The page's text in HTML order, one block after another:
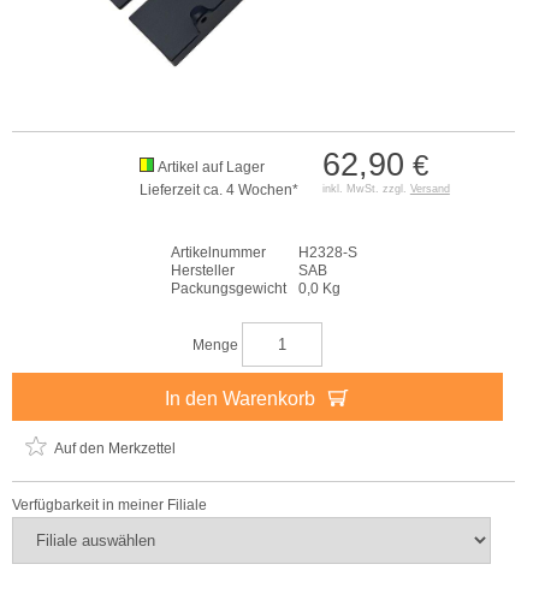
62,90 €
inkl. MwSt. zzgl. Versand
Artikel auf Lager
Lieferzeit ca. 4 Wochen*
Artikelnummer
H2328-S
Hersteller
SAB
Packungsgewicht
0,0 Kg
Menge
In den Warenkorb
Auf den Merkzettel
Verfügbarkeit in meiner Filiale